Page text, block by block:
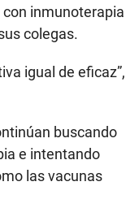
inmunoterapia
colegas.
igual de eficaz”,
buscando
e intentando
las vacunas